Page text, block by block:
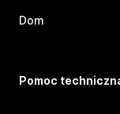
Dom
Pomoc